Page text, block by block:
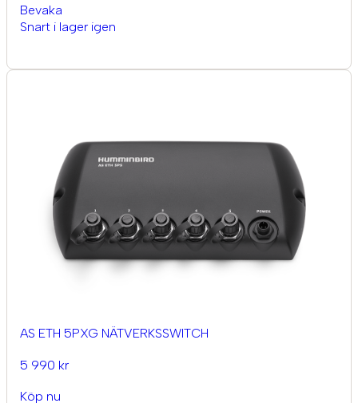
Bevaka
Snart i lager igen
AS ETH 5PXG NÄTVERKSSWITCH
5 990 kr
Köp nu